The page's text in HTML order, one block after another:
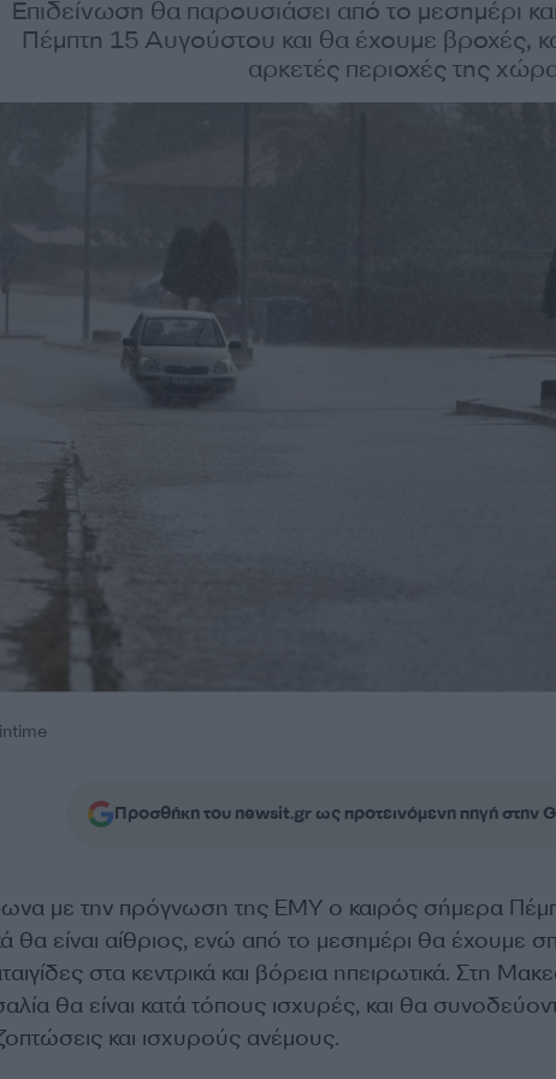
Επιδείνωση θα παρουσιάσει από το μεσημέρι
Πέμπτη 15 Αυγούστου και θα έχουμε βροχές,
αρκετές περιοχές της
Προσθήκη του newsit.gr ως προτεινόμενη πηγή στην
με την πρόγνωση της ΕΜΥ ο καιρός σήμερα
θα είναι αίθριος, ενώ από το μεσημέρι θα έχουμε
στα κεντρικά και βόρεια ηπειρωτικά. Στη
θα είναι κατά τόπους ισχυρές, και θα
και ισχυρούς ανέμους.